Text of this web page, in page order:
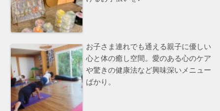
お子さま連れでも通える親子に優しい
心と体の癒し空間。愛のある心のケア
や驚きの健康法など興味深いメニュー
ばかり。